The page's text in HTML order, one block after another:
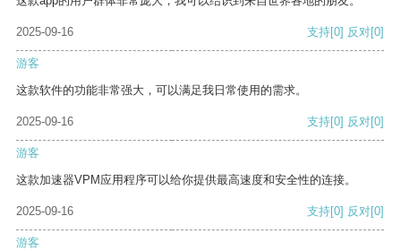
2025-09-16 支持[0] 反对[0]
游客
这款软件的功能非常强大，可以满足我日常使用的需求。
2025-09-16 支持[0] 反对[0]
游客
这款加速器VPM应用程序可以给你提供最高速度和安全性的连接。
2025-09-16 支持[0] 反对[0]
游客